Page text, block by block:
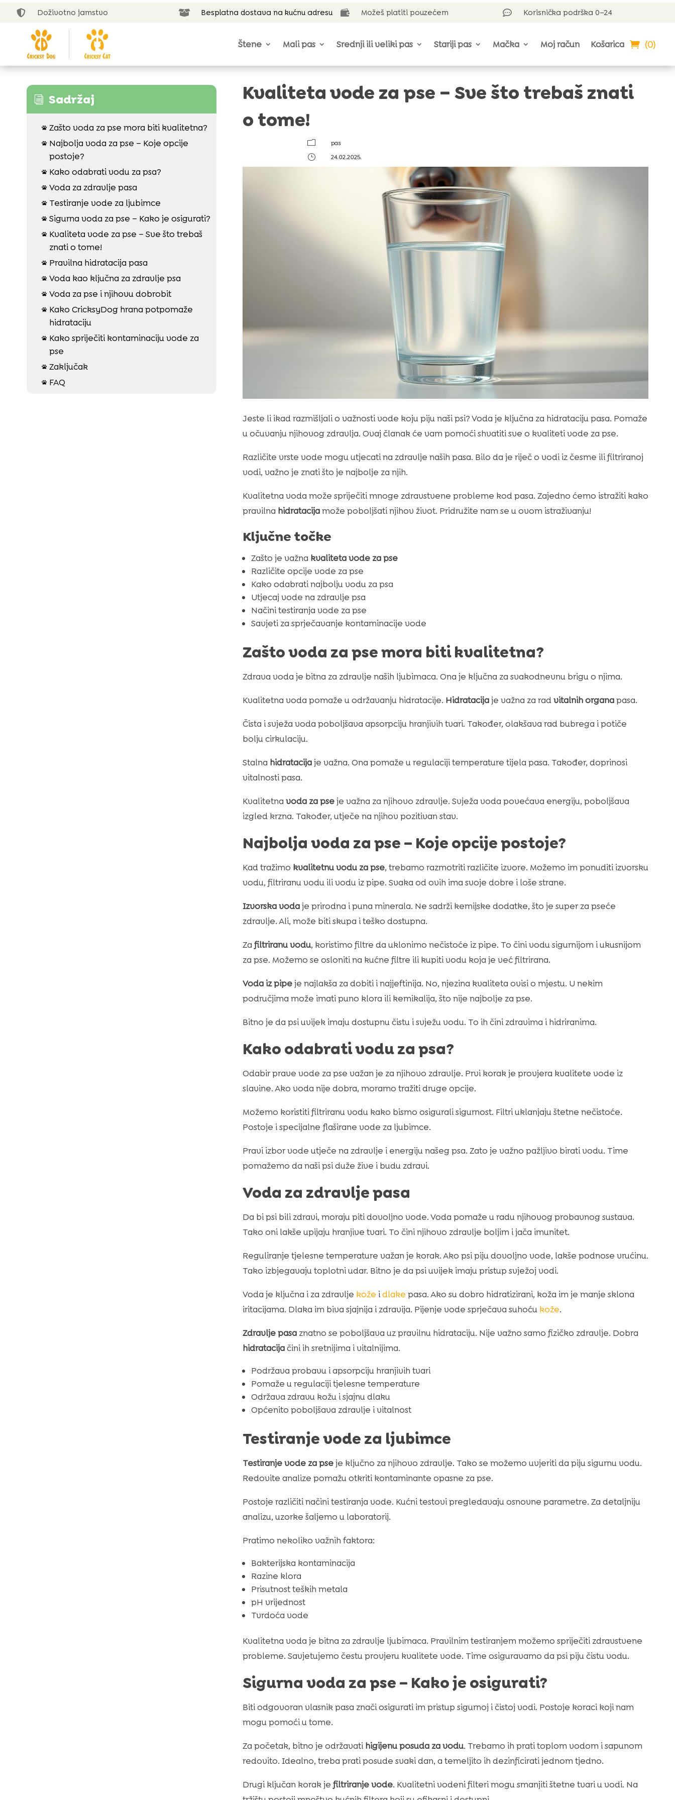
 Doživotno jamstvo  Besplatna dostava na kućnu adresu  Možeš platiti pouzećem  Korisnička podrška 0–24
Štene Mali pas Srednji ili veliki pas Stariji pas Mačka Moj račun Košarica (0)
i Sadržaj
 Zašto voda za pse mora biti kvalitetna?

Najbolja voda za pse – Koje opcije
postoje?
 Kako odabrati vodu za psa?
 Voda za zdravlje pasa
 Testiranje vode za ljubimce
 Sigurna voda za pse – Kako je osigurati?

Kvaliteta vode za pse – Sve što trebaš
znati o tome!
 Pravilna hidratacija pasa
 Voda kao ključna za zdravlje psa
 Voda za pse i njihovu dobrobit

Kako CricksyDog hrana potpomaže
hidrataciju

Kako spriječiti kontaminaciju vode za
pse
 Zaključak
 FAQ
Kvaliteta vode za pse – Sve što trebaš znati
o tome!
m
pas
}
24.02.2025.
Jeste li ikad razmišljali o važnosti vode koju piju naši psi? Voda je ključna za hidrataciju pasa. Pomaže
u očuvanju njihovog zdravlja. Ovaj članak će vam pomoći shvatiti sve o kvaliteti vode za pse.
Različite vrste vode mogu utjecati na zdravlje naših pasa. Bilo da je riječ o vodi iz česme ili filtriranoj
vodi, važno je znati što je najbolje za njih.
Kvalitetna voda može spriječiti mnoge zdravstvene probleme kod pasa. Zajedno ćemo istražiti kako
pravilna hidratacijamože poboljšati njihov život. Pridružite nam se u ovom istraživanju!
Ključne točke
Zašto je važna kvaliteta vode za pse
Različite opcije vode za pse
Kako odabrati najbolju vodu za psa
Utjecaj vode na zdravlje psa
Načini testiranja vode za pse
Savjeti za sprječavanje kontaminacije vode
Zašto voda za pse mora biti kvalitetna?
Zdrava voda je bitna za zdravlje naših ljubimaca. Ona je ključna za svakodnevnu brigu o njima.
Kvalitetna voda pomaže u održavanju hidratacije. Hidratacijaje važna za radvitalnih organapasa.
Čista i svježa voda poboljšava apsorpciju hranjivih tvari. Također, olakšava rad bubrega i potiče
bolju cirkulaciju.
Stalna hidratacijaje važna. Ona pomaže u regulaciji temperature tijela pasa. Također, doprinosi
vitalnosti pasa.
Kvalitetna voda za pseje važna za njihovo zdravlje. Svježa voda povećava energiju, poboljšava
izgled krzna. Također, utječe na njihov pozitivan stav.
Najbolja voda za pse – Koje opcije postoje?
Kad tražimo kvalitetnu vodu za pse, trebamo razmotriti različite izvore. Možemo im ponuditi izvorsku
vodu, filtriranu vodu ili vodu iz pipe. Svaka od ovih ima svoje dobre i loše strane.
Izvorska vodaje prirodna i puna minerala. Ne sadrži kemijske dodatke, što je super za pseće
zdravlje. Ali, može biti skupa i teško dostupna.
Za filtriranu vodu, koristimo filtre da uklonimo nečistoće iz pipe. To čini vodu sigurnijom i ukusnijom
za pse. Možemo se osloniti na kućne filtre ili kupiti vodu koja je već filtrirana.
Voda iz pipeje najlakša za dobiti i najjeftinija. No, njezina kvaliteta ovisi o mjestu. U nekim
područjima može imati puno klora ili kemikalija, što nije najbolje za pse.
Bitno je da psi uvijek imaju dostupnu čistu i svježu vodu. To ih čini zdravima i hidriranima.
Kako odabrati vodu za psa?
Odabir prave vode za pse važan je za njihovo zdravlje. Prvi korak je provjera kvalitete vode iz
slavine. Ako voda nije dobra, moramo tražiti druge opcije.
Možemo koristiti filtriranu vodu kako bismo osigurali sigurnost. Filtri uklanjaju štetne nečistoće.
Postoje i specijalne flaširane vode za ljubimce.
Pravi izbor vode utječe na zdravlje i energiju našeg psa. Zato je važno pažljivo birati vodu. Time
pomažemo da naši psi duže žive i budu zdravi.
Voda za zdravlje pasa
Da bi psi bili zdravi, moraju piti dovoljno vode. Voda pomaže u radu njihovog probavnog sustava.
Tako oni lakše upijaju hranjive tvari. To čini njihovo zdravlje boljim i jača imunitet.
Reguliranje tjelesne temperature važan je korak. Ako psi piju dovoljno vode, lakše podnose vrućinu.
Tako izbjegavaju toplotni udar. Bitno je da psi uvijek imaju pristup svježoj vodi.
Voda je ključna i za zdravlje kože idlake pasa. Ako su dobro hidratizirani, koža im je manje sklona
iritacijama. Dlaka im biva sjajnija i zdravija. Pijenje vode sprječava suhoću kože.
Zdravlje pasaznatno se poboljšava uz pravilnu hidrataciju. Nije važno samo fizičko zdravlje. Dobra
hidratacijačini ih sretnijima i vitalnijima.
Podržava probavu i apsorpciju hranjivih tvari
Pomaže u regulaciji tjelesne temperature
Održava zdravu kožu i sjajnu dlaku
Općenito poboljšava zdravlje i vitalnost
Testiranje vode za ljubimce
Testiranje vode za pseje ključno za njihovo zdravlje. Tako se možemo uvjeriti da piju sigurnu vodu.
Redovite analize pomažu otkriti kontaminante opasne za pse.
Postoje različiti načini testiranja vode. Kućni testovi pregledavaju osnovne parametre. Za detaljniju
analizu, uzorke šaljemo u laboratorij.
Pratimo nekoliko važnih faktora:
Bakterijska kontaminacija
Razine klora
Prisutnost teških metala
pH vrijednost
Tvrdoća vode
Kvalitetna voda je bitna za zdravlje ljubimaca. Pravilnim testiranjem možemo spriječiti zdravstvene
probleme. Savjetujemo čestu provjeru kvalitete vode. Time osiguravamo da psi piju čistu vodu.
Sigurna voda za pse – Kako je osigurati?
Biti odgovoran vlasnik pasa znači osigurati im pristup sigurnoj i čistoj vodi. Postoje koraci koji nam
mogu pomoći u tome.
Za početak, bitno je održavati higijenu posuda za vodu. Trebamo ih prati toplom vodom i sapunom
redovito. Idealno, treba prati posude svaki dan, a temeljito ih dezinficirati jednom tjedno.
Drugi ključan korak je filtriranje vode. Kvalitetni vodeni filteri mogu smanjiti štetne tvari u vodi. Na